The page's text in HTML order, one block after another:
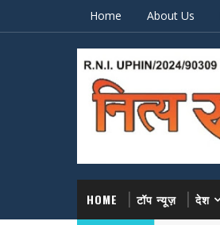
Home About Us
HOME टॉप न्यूज़ देश